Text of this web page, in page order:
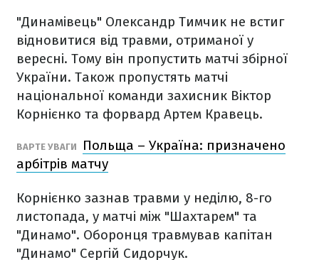
"Динамівець" Олександр Тимчик не встиг
відновитися від травми, отриманої у
вересні. Тому він пропустить матчі збірної
України. Також пропустять матчі
національної команди захисник Віктор
Корнієнко та форвард Артем Кравець.
ВАРТЕ УВАГИ
Польща – Україна: призначено
арбітрів матчу
Корнієнко зазнав травми у неділю, 8-го
листопада, у матчі між "Шахтарем" та
"Динамо". Оборонця травмував капітан
"Динамо" Сергій Сидорчук.